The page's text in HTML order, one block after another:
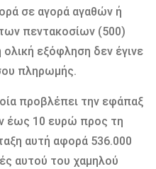
σε αγορά αγαθών ή
πεντακοσίων (500)
εξόφληση δεν έγινε
πληρωμής.
προβλέπει την εφάπαξ
έως 10 ευρώ προς τη
αυτή αφορά 536.000
αυτού του χαμηλού